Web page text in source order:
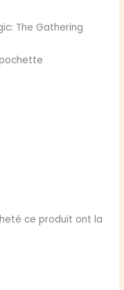
The Gathering
ce produit ont la